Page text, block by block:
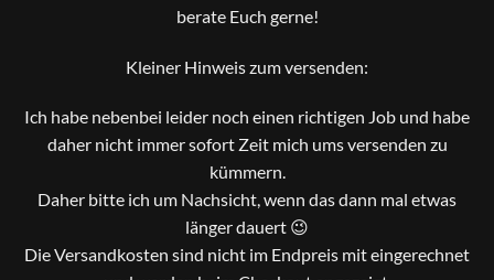
berate Euch gerne!
Kleiner Hinweis zum versenden:
Ich habe nebenbei leider noch einen richtigen Job und habe
daher nicht immer sofort Zeit mich ums versenden zu
kümmern.
Daher bitte ich um Nachsicht, wenn das dann mal etwas
länger dauert 😉
Die Versandkosten sind nicht im Endpreis mit eingerechnet